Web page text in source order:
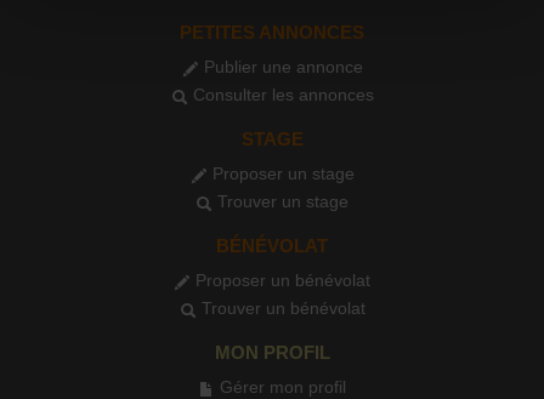
PETITES ANNONCES
Publier une annonce
Consulter les annonces
STAGE
Proposer un stage
Trouver un stage
BÉNÉVOLAT
Proposer un bénévolat
Trouver un bénévolat
MON PROFIL
Gérer mon profil